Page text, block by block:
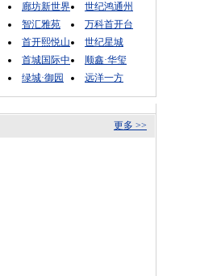
廊坊新世界
世纪鸿通州
智汇雅苑
万科首开台
首开熙悦山
世纪星城
首城国际中
顺鑫·华玺
绿城·御园
远洋一方
更多 >>